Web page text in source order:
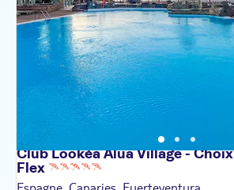
Club Lookéa Alua Village - Choix
Flex